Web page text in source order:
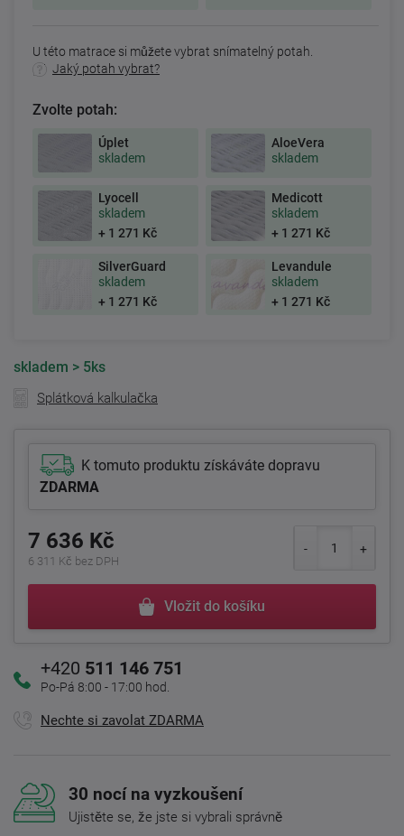
U této matrace si můžete vybrat snímatelný potah.
Jaký potah vybrat?
Zvolte potah:
Úplet
skladem
AloeVera
skladem
Lyocell
skladem
+ 1 271 Kč
Medicott
skladem
+ 1 271 Kč
SilverGuard
skladem
+ 1 271 Kč
Levandule
skladem
+ 1 271 Kč
skladem > 5ks
Splátková kalkulačka
K tomuto produktu získáváte dopravu
ZDARMA
7 636 Kč
6 311 Kč bez DPH
Vložit do košíku
+420 511 146 751
Po-Pá 8:00 - 17:00 hod.
Nechte si zavolat ZDARMA
30 nocí na vyzkoušení
Ujistěte se, že jste si vybrali správně